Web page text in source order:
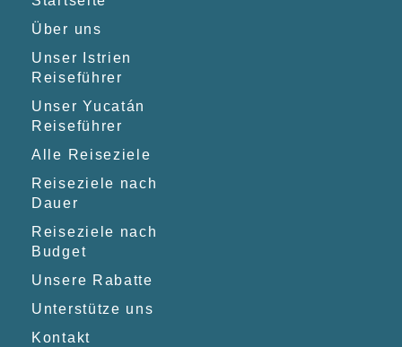
Über uns
Unser Istrien
Reiseführer
Unser Yucatán
Reiseführer
Alle Reiseziele
Reiseziele nach
Dauer
Reiseziele nach
Budget
Unsere Rabatte
Unterstütze uns
Kontakt